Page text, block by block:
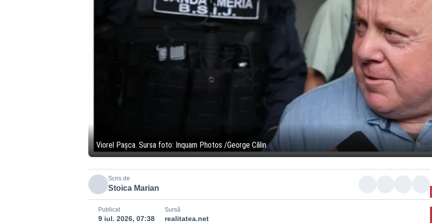
Viorel Pașca. Sursa foto: Inquam Photos /George Călin
Scris de
Stoica Marian
Publicat
9 iul. 2026, 07:38
Sursă
realitatea.net